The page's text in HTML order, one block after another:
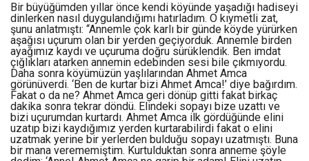
Bir büyüğümden yıllar önce kendi köyünde yaşadığı hadiseyi
dinlerken nasıl duygulandığımı hatırladım. O kıymetli zat,
şunu anlatmıştı: “Annemle çok karlı bir günde köyde yürürken
aşağısı uçurum olan bir yerden geçiyorduk. Annemle birden
ayağımız kaydı ve uçuruma doğru sürüklendik. Ben imdat
çığlıkları atarken annemin edebinden sesi bile çıkmıyordu.
Daha sonra köyümüzün yaşlılarından Ahmet Amca
görünüverdi. ‘Ben de kurtar bizi Ahmet Amca!’ diye bağırdım.
Fakat o da ne? Ahmet Amca geri dönüp gitti fakat birkaç
dakika sonra tekrar döndü. Elindeki sopayı bize uzattı ve
bizi uçurumdan kurtardı. Ahmet Amca ilk gördüğünde elini
uzatıp bizi kaydığımız yerden kurtarabilirdi fakat o elini
uzatmak yerine bir yerlerden bulduğu sopayı uzatmıştı. Buna
bir mana verememiştim. Kurtulduktan sonra anneme şöyle